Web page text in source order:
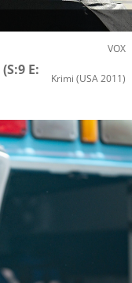
VOX
(S:9 E:
Krimi (USA 2011)